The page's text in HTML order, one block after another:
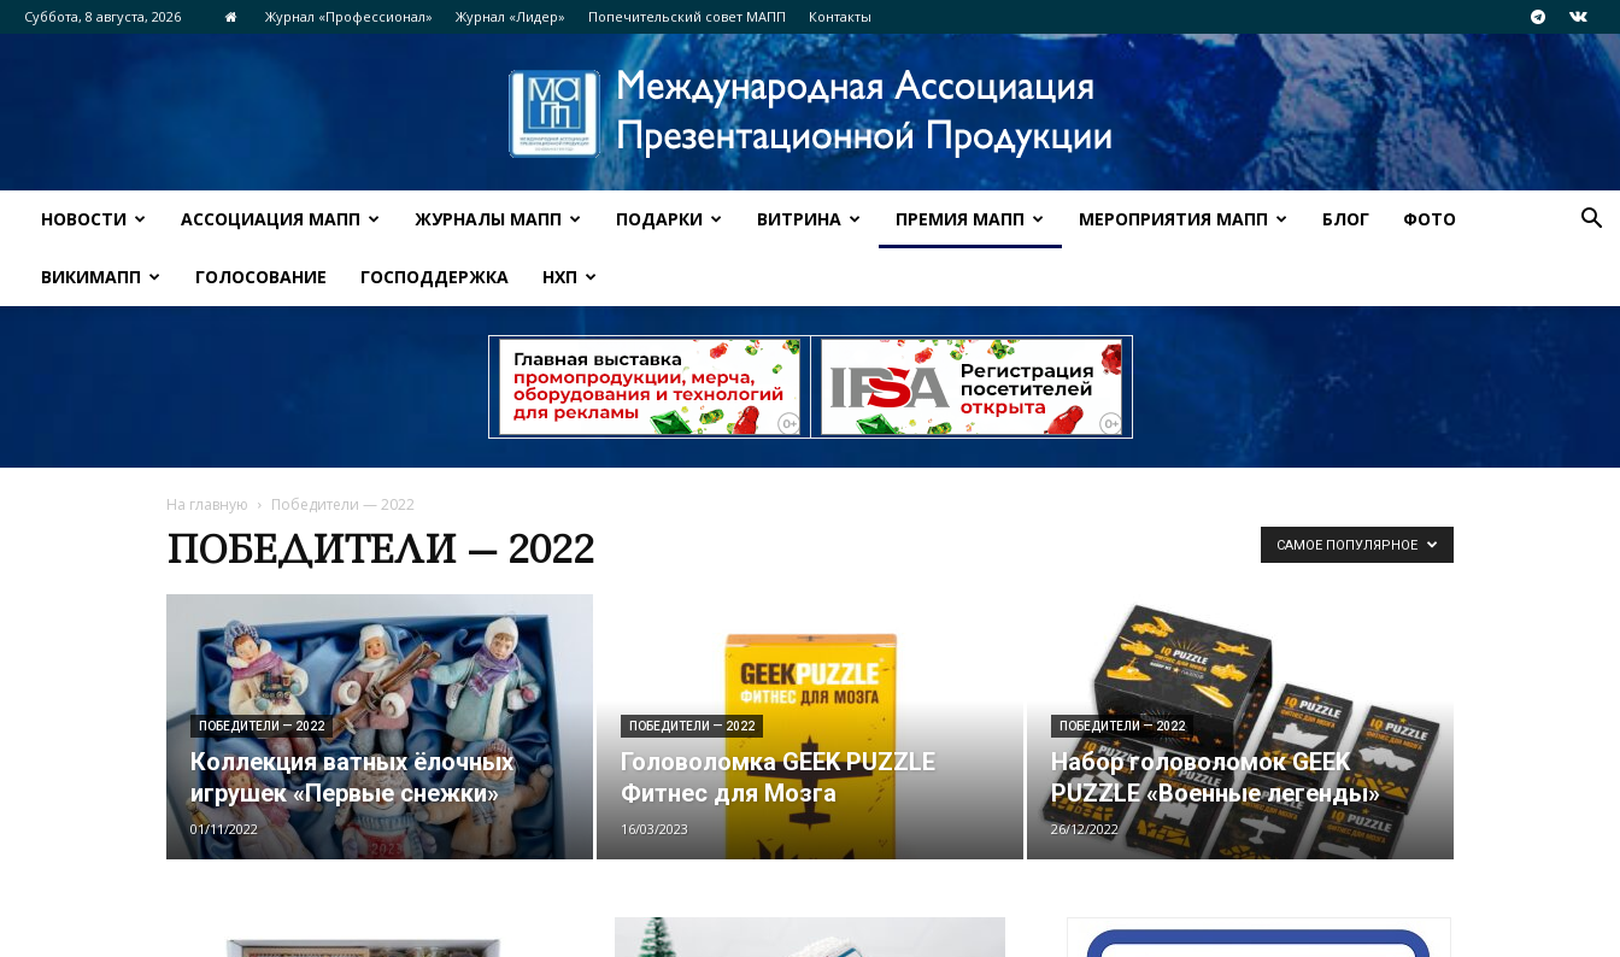
Суббота, 8 августа, 2026 Журнал «Профессионал» Журнал «Лидер» Попечительский совет МАПП Контакты
НОВОСТИ АССОЦИАЦИЯ МАПП ЖУРНАЛЫ МАПП ПОДАРКИ ВИТРИНА ПРЕМИЯ МАПП МЕРОПРИЯТИЯ МАПП БЛОГ ФОТО
ВИКИМАПП ГОЛОСОВАНИЕ ГОСПОДДЕРЖКА НХП
На главную Победители — 2022
ПОБЕДИТЕЛИ — 2022 САМОЕ ПОПУЛЯРНОЕ
ПОБЕДИТЕЛИ — 2022
Коллекция ватных ёлочных
игрушек «Первые снежки»
01/11/2022
ПОБЕДИТЕЛИ — 2022
Головоломка GEEK PUZZLE
Фитнес для Мозга
16/03/2023
ПОБЕДИТЕЛИ — 2022
Набор головоломок GEEK
PUZZLE «Военные легенды»
26/12/2022